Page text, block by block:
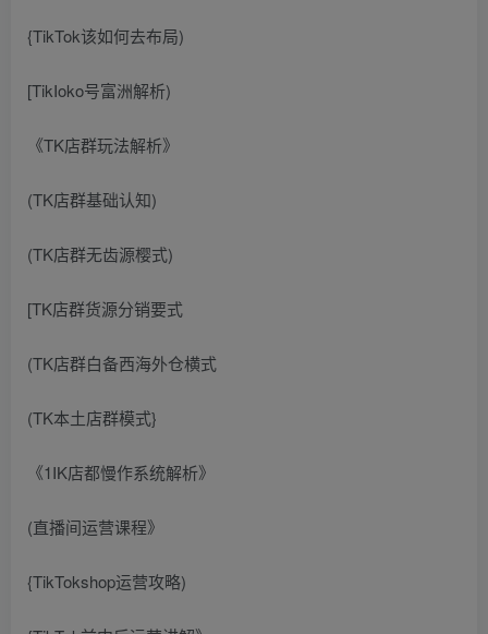
{TikTok该如何去布局)
[TikIoko号富洲解析)
《TK店群玩法解析》
(TK店群基础认知)
(TK店群无齿源樱式)
[TK店群货源分销要式
(TK店群白备西海外仓横式
(TK本土店群模式}
《1IK店都慢作系统解析》
(直播间运营课程》
{TikTokshop运营攻略)